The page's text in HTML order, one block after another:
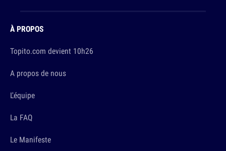
À PROPOS
Topito.com devient 10h26
A propos de nous
L'équipe
La FAQ
Le Manifeste